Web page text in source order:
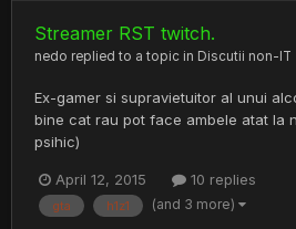
Streamer RST twitch.
nedo replied to a topic in Discutii non-IT
Ex-gamer si supravietuitor al unui
bine cat rau pot face ambele atat la
psihic)
April 12, 2015 10 replies
gta h1z1 (and 3 more)